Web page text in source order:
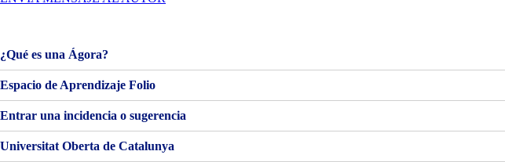
¿Qué es una Ágora?
Espacio de Aprendizaje Folio
Entrar una incidencia o sugerencia
Universitat Oberta de Catalunya